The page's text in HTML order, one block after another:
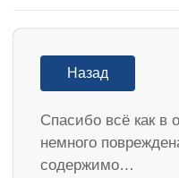
Назад
Спасибо всё как в
немного
содержимо…